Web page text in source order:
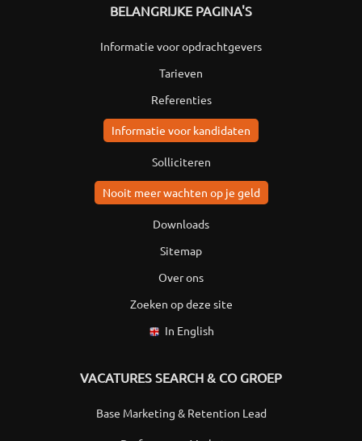
BELANGRIJKE PAGINA'S
Informatie voor opdrachtgevers
Tarieven
Referenties
Informatie voor kandidaten
Solliciteren
Nooit meer wachten op je geld
Downloads
Sitemap
Over ons
Zoeken op deze site
In English
VACATURES SEARCH & CO GROEP
Base Marketing & Retention Lead